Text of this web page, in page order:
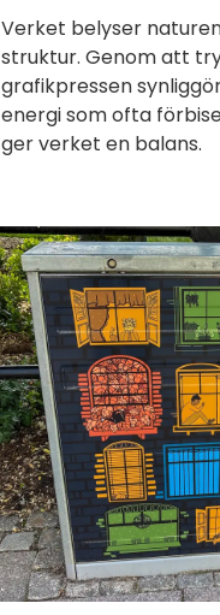
Verket belyser
struktur. Genom att
grafikpressen
energi som ofta
ger verket en balans.